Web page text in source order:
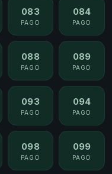
083
PAGO
084
PAGO
088
PAGO
089
PAGO
093
PAGO
094
PAGO
098
PAGO
099
PAGO